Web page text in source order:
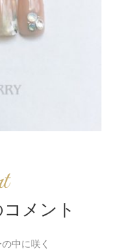
メント
中に咲く